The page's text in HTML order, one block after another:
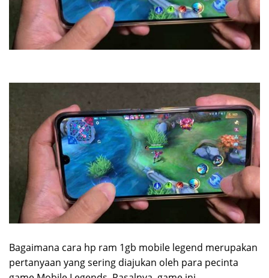
Bagaimana cara hp ram 1gb mobile legend merupakan
pertanyaan yang sering diajukan oleh para pecinta